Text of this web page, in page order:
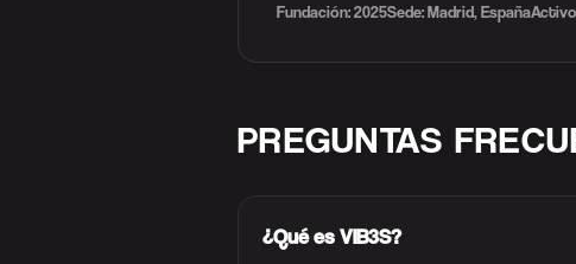
Fundación: 2025Sede: Madrid, España
PREGUNTAS
¿Qué es VIB3S?